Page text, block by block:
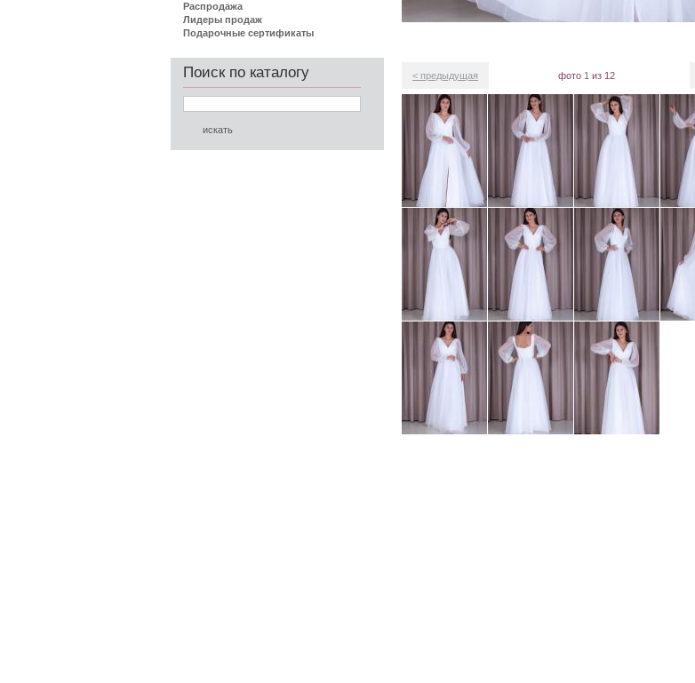
< предыдущая фото 1 из 12
Распродажа
Лидеры продаж
Подарочные сертификаты
Поиск по каталогу